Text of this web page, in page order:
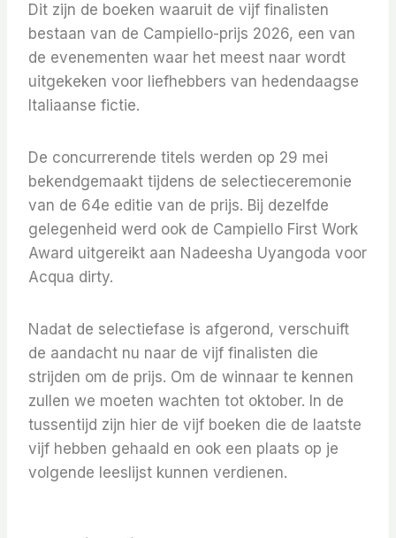
Dit zijn de boeken waaruit de vijf finalisten
bestaan ​​van de Campiello-prijs 2026, een van
de evenementen waar het meest naar wordt
uitgekeken voor liefhebbers van hedendaagse
Italiaanse fictie.
De concurrerende titels werden op 29 mei
bekendgemaakt tijdens de selectieceremonie
van de 64e editie van de prijs. Bij dezelfde
gelegenheid werd ook de Campiello First Work
Award uitgereikt aan Nadeesha Uyangoda voor
Acqua dirty.
Nadat de selectiefase is afgerond, verschuift
de aandacht nu naar de vijf finalisten die
strijden om de prijs. Om de winnaar te kennen
zullen we moeten wachten tot oktober. In de
tussentijd zijn hier de vijf boeken die de laatste
vijf hebben gehaald en ook een plaats op je
volgende leeslijst kunnen verdienen.